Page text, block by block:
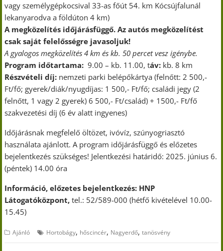
vagy személygépkocsival 33-as főút 54. km Kócsújfalunál
lekanyarodva a földúton 4 km)
A megközelítés időjárásfüggő. Az autós megközelítést
csak saját felelősségre javasoljuk!
A gyalogos megközelítés 4 km és kb. 50 percet vesz igénybe.
Program időtartama:9.00 – kb. 11.00, táv: kb. 8 km
Részvételi díj: nemzeti parki belépőkártya (felnőtt: 2 500,-
Ft/fő; gyerek/diák/nyugdíjas: 1 500,- Ft/fő; családi jegy (2
felnőtt, 1 vagy 2 gyerek) 6 500,- Ft/család) + 1500,- Ft/fő
szakvezetési díj (6 év alatt ingyenes)
Időjárásnak megfelelő öltözet, ivóvíz, szúnyogriasztó
használata ajánlott. A program időjárásfüggő és előzetes
bejelentkezés szükséges! Jelentkezési határidő: 2025. június 6.
(péntek) 14.00 óra
Információ, előzetes bejelentkezés: HNP
Látogatóközpont,tel.: 52/589-000 (hétfő kivételével 10.00-
15.45)
Ajánló Hortobágy, hőscincér, Nagyerdő,tanösvény